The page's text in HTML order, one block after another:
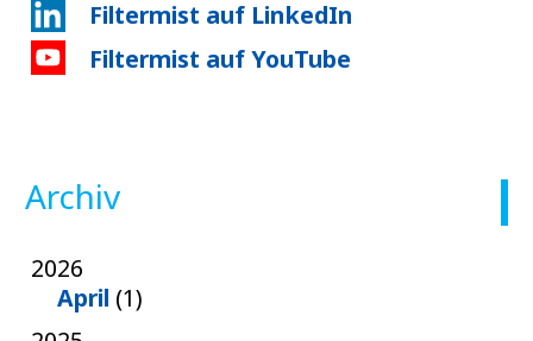
Filtermist auf LinkedIn
Filtermist auf YouTube
Archiv
2026
April (1)